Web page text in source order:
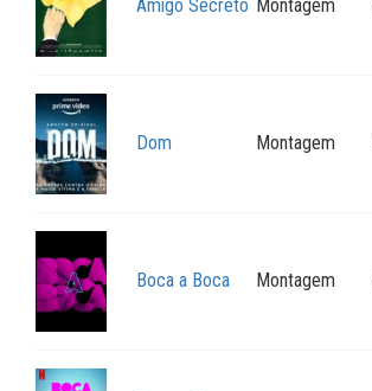
Amigo Secreto Montagem
Dom Montagem
Boca a Boca Montagem